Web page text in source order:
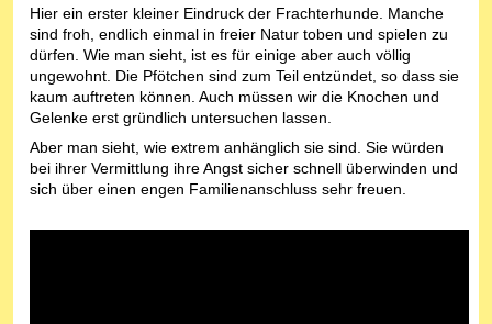
Hier ein erster kleiner Eindruck der Frachterhunde. Manche
sind froh, endlich einmal in freier Natur toben und spielen zu
dürfen. Wie man sieht, ist es für einige aber auch völlig
ungewohnt. Die Pfötchen sind zum Teil entzündet, so dass sie
kaum auftreten können. Auch müssen wir die Knochen und
Gelenke erst gründlich untersuchen lassen.
Aber man sieht, wie extrem anhänglich sie sind. Sie würden
bei ihrer Vermittlung ihre Angst sicher schnell überwinden und
sich über einen engen Familienanschluss sehr freuen.